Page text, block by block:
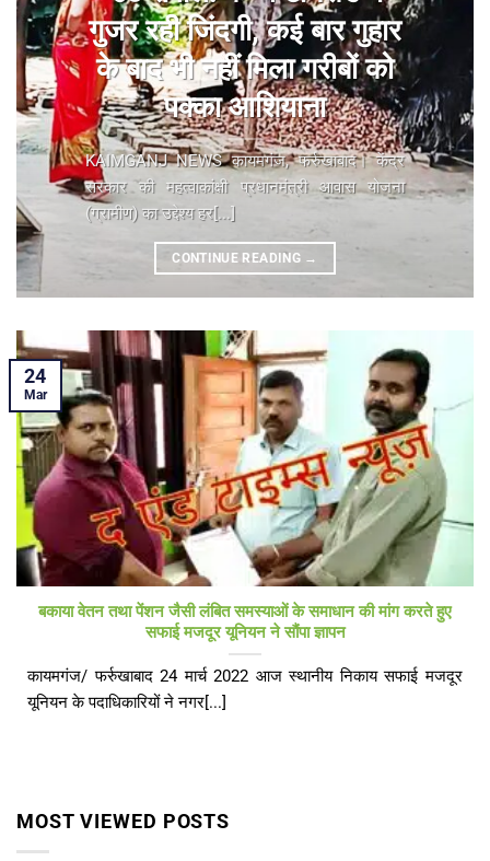
गुजर रही जिंदगी, कई बार गुहार
के बाद भी नहीं मिला गरीबों को
पक्का आशियाना
KAIMGANJ NEWS कायमगंज, फर्रुखाबाद। केंद्र
सरकार की महत्वाकांक्षी प्रधानमंत्री आवास योजना
(ग्रामीण) का उद्देश्य हर[...]
CONTINUE READING →
बकाया वेतन तथा पेंशन जैसी लंबित समस्याओं के समाधान की मांग करते हुए
सफाई मजदूर यूनियन ने सौंपा ज्ञापन
कायमगंज/ फर्रुखाबाद 24 मार्च 2022 आज स्थानीय निकाय सफाई मजदूर
यूनियन के पदाधिकारियों ने नगर[...]
24
Mar
MOST VIEWED POSTS